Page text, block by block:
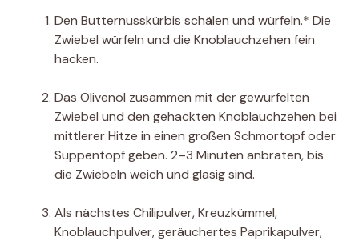
Den Butternusskürbis schälen und würfeln.* Die
Zwiebel würfeln und die Knoblauchzehen fein
hacken.
Das Olivenöl zusammen mit der gewürfelten
Zwiebel und den gehackten Knoblauchzehen bei
mittlerer Hitze in einen großen Schmortopf oder
Suppentopf geben. 2–3 Minuten anbraten, bis
die Zwiebeln weich und glasig sind.
Als nächstes Chilipulver, Kreuzkümmel,
Knoblauchpulver, geräuchertes Paprikapulver,